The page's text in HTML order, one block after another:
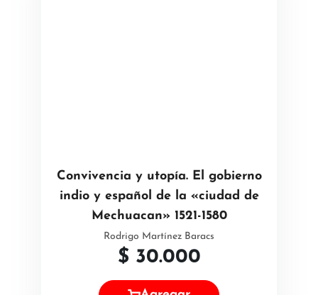
Convivencia y utopía. El gobierno
indio y español de la «ciudad de
Mechuacan» 1521-1580
Rodrigo Martínez Baracs
$ 30.000